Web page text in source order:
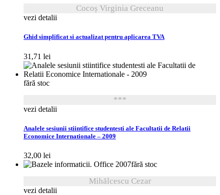
Cocoș Virginia Greceanu
vezi detalii
Ghid simplificat si actualizat pentru aplicarea TVA
31,71 lei
fără stoc
***
vezi detalii
Analele sesiunii stiintifice studentesti ale Facultatii de Relatii
Economice Internationale – 2009
32,00 lei
fără stoc
Mihălcescu Cezar
vezi detalii